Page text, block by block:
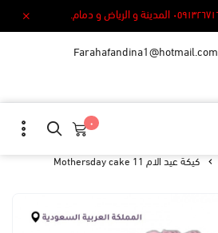
Farahafandina1@hotmail.com
٠
كيكة عيد الام 11 Mothersday cake